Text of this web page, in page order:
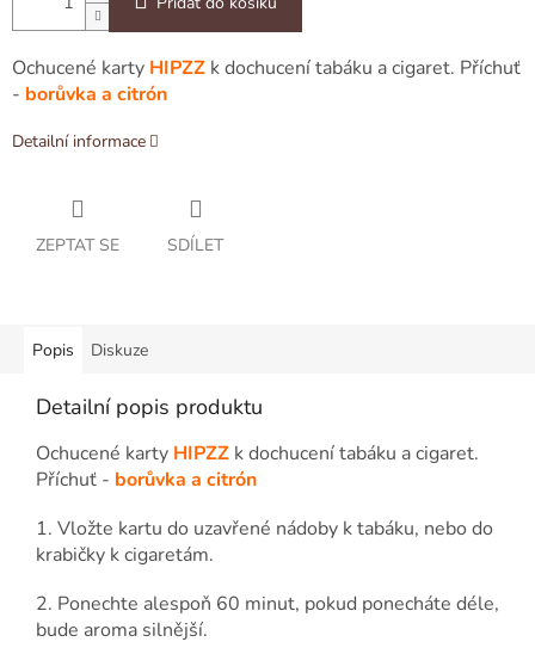
Ochucené karty HIPZZ k dochucení tabáku a cigaret. Příchuť
- borůvka a citrón
Detailní informace
ZEPTAT SE SDÍLET
Popis Diskuze
Detailní popis produktu
Ochucené karty HIPZZ k dochucení tabáku a cigaret.
Příchuť - borůvka a citrón
1. Vložte kartu do uzavřené nádoby k tabáku, nebo do
krabičky k cigaretám.
2. Ponechte alespoň 60 minut, pokud ponecháte déle,
bude aroma silnější.